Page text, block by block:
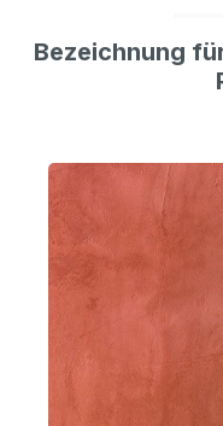
Bezeichnung